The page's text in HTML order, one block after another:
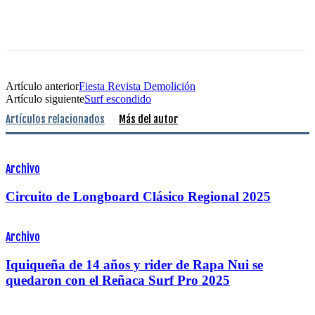
Artículo anteriorFiesta Revista Demolición
Artículo siguienteSurf escondido
Artículos relacionados Más del autor
Archivo
Circuito de Longboard Clásico Regional 2025
Archivo
Iquiqueña de 14 años y rider de Rapa Nui se
quedaron con el Reñaca Surf Pro 2025